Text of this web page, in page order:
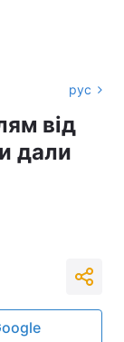
рус
від
дали